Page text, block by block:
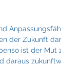
der Zukunft
ist der Mut
daraus